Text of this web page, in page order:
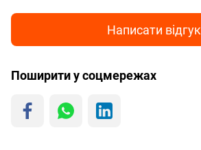
Написати відгук
Поширити у соцмережах